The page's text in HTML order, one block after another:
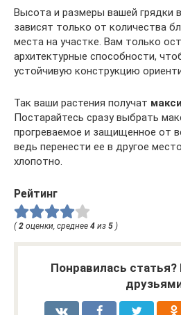
Высота и размеры вашей грядки
зависят только от количества
места на участке. Вам только
архитектурные способности,
устойчивую конструкцию
Так ваши растения получат
Постарайтесь сразу выбрать
прогреваемое и защищенное от
ведь перенести ее в другое
хлопотно.
Рейтинг
( 2 оценки, среднее 4 из 5 )
Понравилась